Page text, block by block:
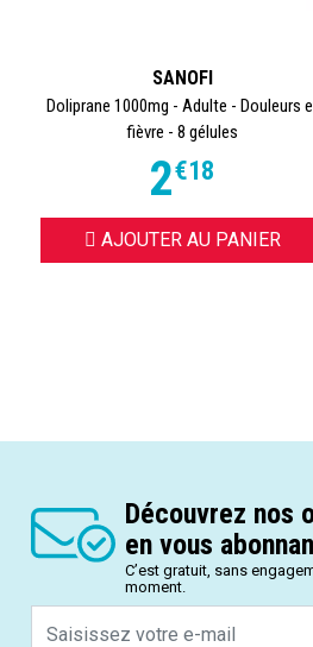
SANOFI
Doliprane 1000mg - Adulte - Douleurs
fièvre - 8 gélules
2€18
AJOUTER AU PANIER
Découvrez nos
en vous
C’est gratuit, sans
moment.